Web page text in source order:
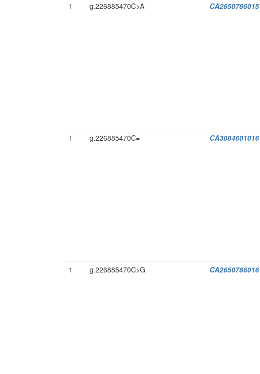
1 g.226885470C>A CA2650786015
1 g.226885470C= CA3084601016
1 g.226885470C>G CA2650786016